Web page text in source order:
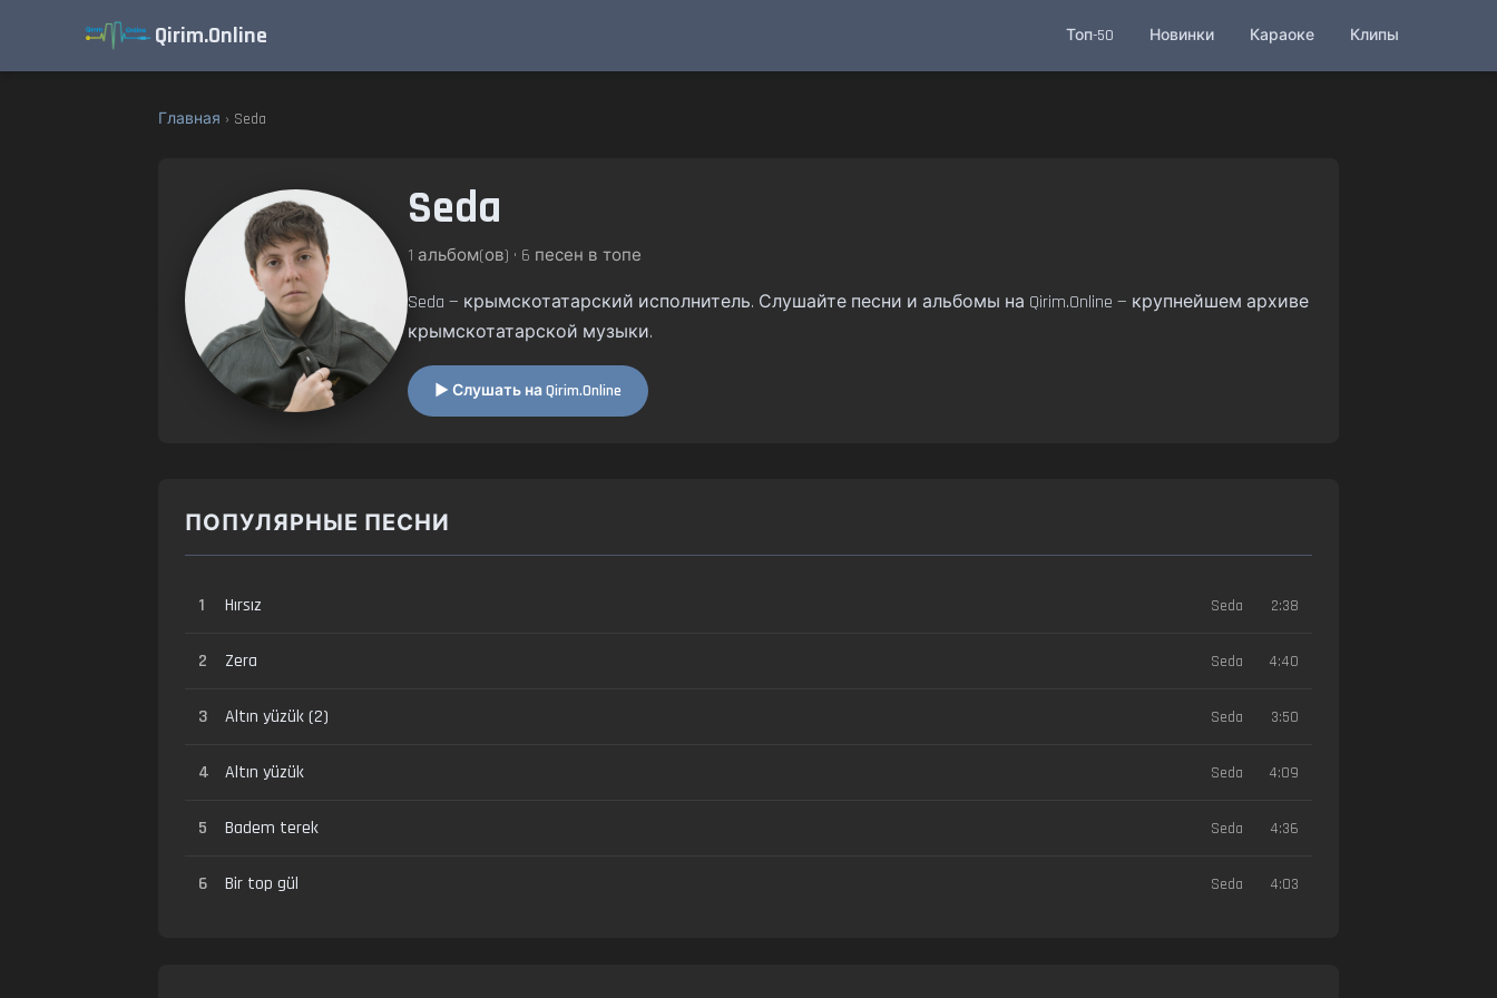
Qirim.Online Топ-50 Новинки Караоке Клипы
Главная › Seda
Seda
1 альбом(ов) • 6 песен в топе
Seda — крымскотатарский исполнитель. Слушайте песни и альбомы на Qirim.Online — крупнейшем архиве
крымскотатарской музыки.
▶ Слушать на Qirim.Online
ПОПУЛЯРНЫЕ ПЕСНИ
1 Hırsız Seda 2:38
2 Zera Seda 4:40
3 Altın yüzük (2) Seda 3:50
4 Altın yüzük Seda 4:09
5 Badem terek Seda 4:36
6 Bir top gül Seda 4:03